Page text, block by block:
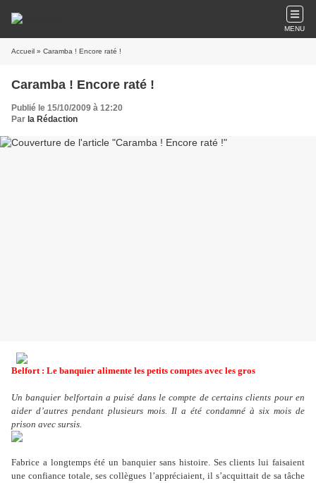
MENU
Accueil » Caramba ! Encore raté !
Caramba ! Encore raté !
Publié le 15/10/2009 à 12:20
Par la Rédaction
Belfort : Le banquier alimente les petits comptes avec les gros
Un banquier belfortain a puisé dans le compte de certains clients pour en
aider d’autres pendant plusieurs mois. Il a été condamné à six mois de
prison avec sursis.
Fabrice a longtemps été un banquier sans histoire. Ses clients lui faisaient
une confiance totale, ses collègues l’appréciaient, il s’acquittait de sa tâche